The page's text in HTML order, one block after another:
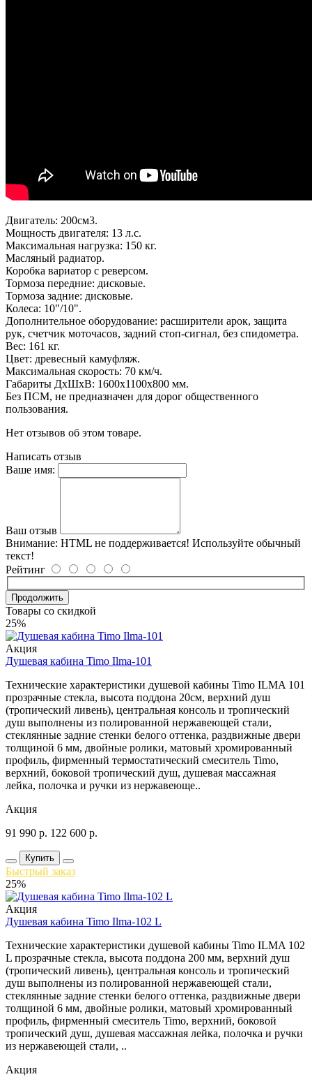
Двигатель: 200см3.
Мощность двигателя: 13 л.с.
Максимальная нагрузка: 150 кг.
Масляный радиатор.
Коробка вариатор с реверсом.
Тормоза передние: дисковые.
Тормоза задние: дисковые.
Колеса: 10"/10".
Дополнительное оборудование: расширители арок, защита
рук, счетчик моточасов, задний стоп-сигнал, без спидометра.
Вес: 161 кг.
Цвет: древесный камуфляж.
Максимальная скорость: 70 км/ч.
Габариты ДхШхВ: 1600х1100х800 мм.
Без ПСМ, не предназначен для дорог общественного
пользования.
Нет отзывов об этом товаре.
Написать отзыв
Ваше имя:
Ваш отзыв
Внимание: HTML не поддерживается! Используйте обычный
текст!
Рейтинг
Продолжить
Товары со скидкой
25%
Акция
Душевая кабина Timo Ilma-101
Технические характеристики душевой кабины Timo ILMA 101
прозрачные стекла, высота поддона 20см, верхний душ
(тропический ливень), центральная консоль и тропический
душ выполнены из полированной нержавеющей стали,
стеклянные задние стенки белого оттенка, раздвижные двери
толщиной 6 мм, двойные ролики, матовый хромированный
профиль, фирменный термостатический смеситель Timo,
верхний, боковой тропический душ, душевая массажная
лейка, полочка и ручки из нержавеюще..
Акция
91 990 р. 122 600 р.
Купить
Быстрый заказ
25%
Акция
Душевая кабина Timo Ilma-102 L
Технические характеристики душевой кабины Timo ILMA 102
L прозрачные стекла, высота поддона 200 мм, верхний душ
(тропический ливень), центральная консоль и тропический
душ выполнены из полированной нержавеющей стали,
стеклянные задние стенки белого оттенка, раздвижные двери
толщиной 6 мм, двойные ролики, матовый хромированный
профиль, фирменный смеситель Timo, верхний, боковой
тропический душ, душевая массажная лейка, полочка и ручки
из нержавеющей стали, ..
Акция